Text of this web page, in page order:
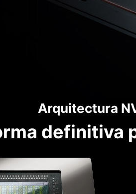
Arquitectura
definitiva